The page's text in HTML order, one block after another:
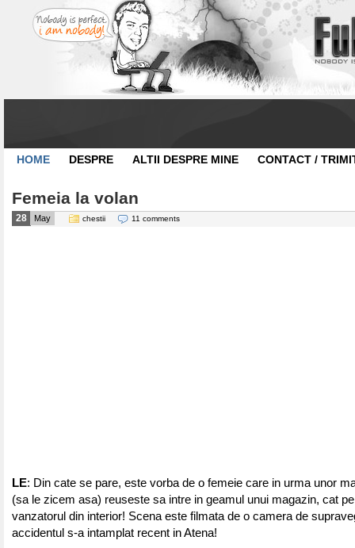
HOME DESPRE ALTII DESPRE MINE CONTACT /
Femeia la volan
28 May chestii 11 comments
LE: Din cate se pare, este vorba de o femeie care in urma unor
(sa le zicem asa) reuseste sa intre in geamul unui magazin, cat
vanzatorul din interior! Scena este filmata de o camera de
accidentul s-a intamplat recent in Atena!